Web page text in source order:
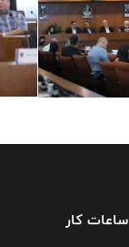
ساعات کار